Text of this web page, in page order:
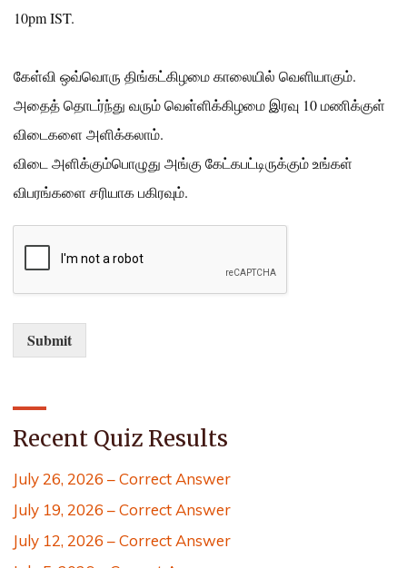
10pm IST.
கேள்வி ஒவ்வொரு திங்கட்கிழமை காலையில் வெளியாகும்.
அதைத் தொடர்ந்து வரும் வெள்ளிக்கிழமை இரவு 10 மணிக்குள்
விடைகளை அளிக்கலாம்.
விடை அளிக்கும்பொழுது அங்கு கேட்கபட்டிருக்கும் உங்கள்
விபரங்களை சரியாக பகிரவும்.
Submit
Recent Quiz Results
July 26, 2026 – Correct Answer
July 19, 2026 – Correct Answer
July 12, 2026 – Correct Answer